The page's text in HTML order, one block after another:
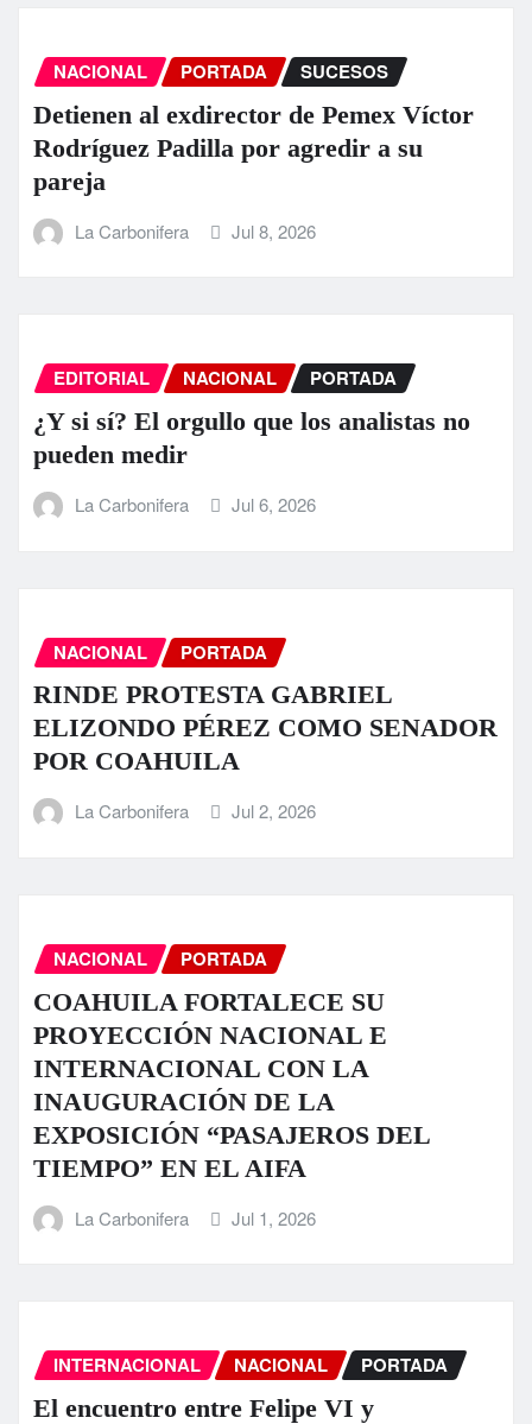
NACIONAL PORTADA SUCESOS
Detienen al exdirector de Pemex Víctor
Rodríguez Padilla por agredir a su
pareja
La Carbonifera Jul 8, 2026
EDITORIAL NACIONAL PORTADA
¿Y si sí? El orgullo que los analistas no
pueden medir
La Carbonifera Jul 6, 2026
NACIONAL PORTADA
RINDE PROTESTA GABRIEL
ELIZONDO PÉREZ COMO SENADOR
POR COAHUILA
La Carbonifera Jul 2, 2026
NACIONAL PORTADA
COAHUILA FORTALECE SU
PROYECCIÓN NACIONAL E
INTERNACIONAL CON LA
INAUGURACIÓN DE LA
EXPOSICIÓN “PASAJEROS DEL
TIEMPO” EN EL AIFA
La Carbonifera Jul 1, 2026
INTERNACIONAL NACIONAL PORTADA
El encuentro entre Felipe VI y